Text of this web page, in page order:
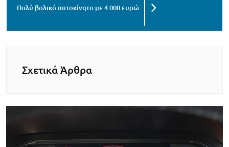
Πολύ βολικό αυτοκίνητο με 4.000 ευρώ
Σχετικά Άρθρα